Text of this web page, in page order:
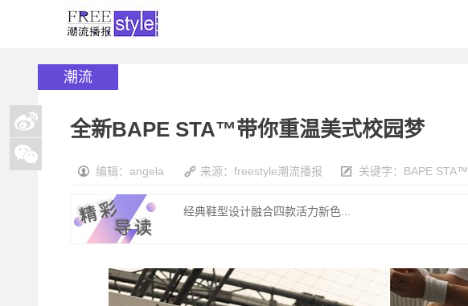
潮流
全新BAPE STA™带你重温美式校园梦
编辑：angela 来源：freestyle潮流播报 关键字： BAPE STA™
经典鞋型设计融合四款活力新色...